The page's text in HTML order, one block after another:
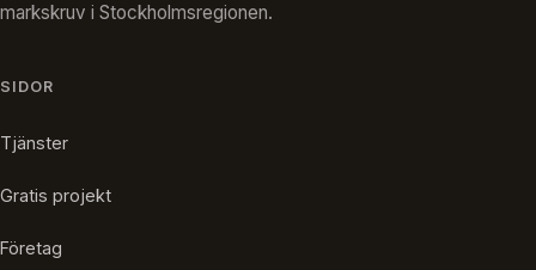
markskruv i Stockholmsregionen.
SIDOR
Tjänster
Gratis projekt
Företag